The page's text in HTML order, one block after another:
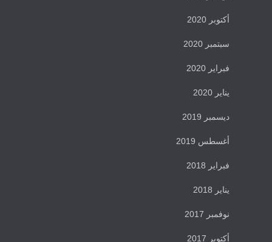
أكتوبر 2020
سبتمبر 2020
فبراير 2020
يناير 2020
ديسمبر 2019
أغسطس 2019
فبراير 2018
يناير 2018
نوفمبر 2017
أكتوبر 2017